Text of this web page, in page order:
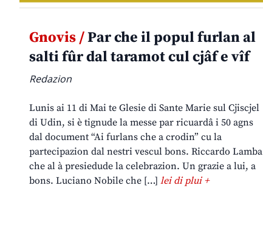
Gnovis /Par che il popul furlan al
salti fûr dal taramot cul cjâf e vîf
Redazion
Lunis ai 11 di Mai te Glesie di Sante Marie sul Cjiscjel
di Udin, si è tignude la messe par ricuardâ i 50 agns
dal document “Ai furlans che a crodin” cu la
partecipazion dal nestri vescul bons. Riccardo Lamba
che al à presiedude la celebrazion. Un grazie a lui, a
bons. Luciano Nobile che […] lei di plui +